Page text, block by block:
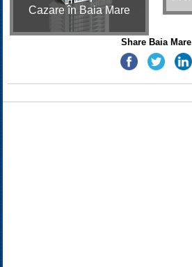
Cazare în Baia Mare
Share Baia Mare